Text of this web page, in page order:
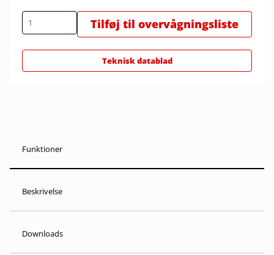
Tilføj til overvågningsliste
Teknisk datablad
Funktioner
Beskrivelse
Downloads